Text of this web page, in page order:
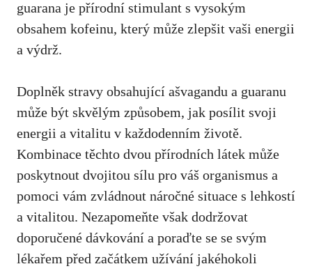
guarana je přírodní stimulant s vysokým
obsahem kofeinu, který může zlepšit vaši energii
a výdrž.
Doplněk stravy obsahující ašvagandu a guaranu
může být skvělým způsobem, jak posílit svoji
energii a vitalitu v každodenním životě.
Kombinace těchto dvou přírodních látek může
poskytnout dvojitou sílu pro váš organismus a
pomoci vám zvládnout náročné situace s lehkostí
a vitalitou. Nezapomeňte však dodržovat
doporučené dávkování a poraďte se se svým
lékařem před začátkem užívání jakéhokoli